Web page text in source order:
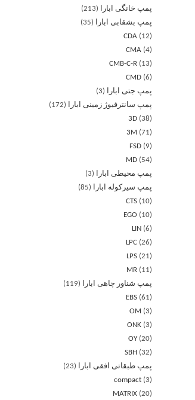
پمپ خانگی ابارا
213
پمپ بشقابی ابارا
35
CDA
12
CMA 4
CMB-C-R
13
CMD 6
پمپ جتی ابارا
3
پمپ سانترفیوژ زمینی ابارا
172
3D 38
3M
71
FSD
9
MD
54
پمپ محیطی ابارا
3
پمپ سیرکوله ابارا
85
CTS
10
EGO
10
LIN 6
LPC 26
LPS 21
MR
11
پمپ شناور چاهی ابارا
119
EBS 61
OM
3
ONK 3
OY 20
SBH 32
پمپ طبقاتی افقی ابارا
23
compact 3
MATRIX 20